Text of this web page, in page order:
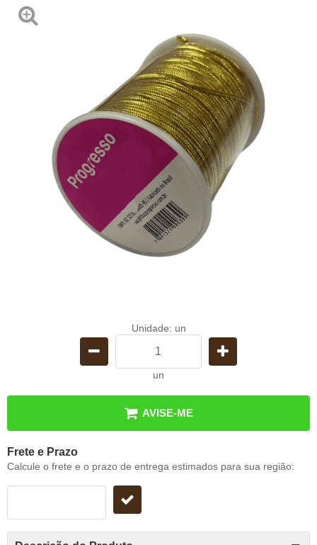
Unidade: un
un
AVISE-ME
Frete e Prazo
Calcule o frete e o prazo de entrega estimados para sua região: